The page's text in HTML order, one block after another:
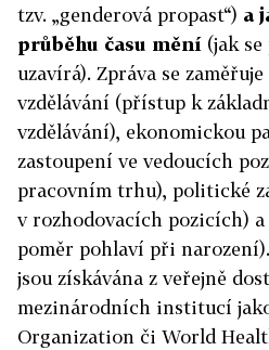
tzv. „genderová propast“) a
průběhu času mění (jak
uzavírá). Zpráva se
vzdělávání (přístup k
vzdělávání), ekonomickou
zastoupení ve vedoucích
pracovním trhu), politické
v rozhodovacích pozicích)
poměr pohlaví při
jsou získávána z veřejně
mezinárodních institucí
Organization či World